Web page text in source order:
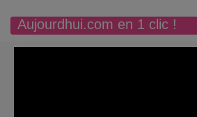
Aujourdhui.com en 1 clic !